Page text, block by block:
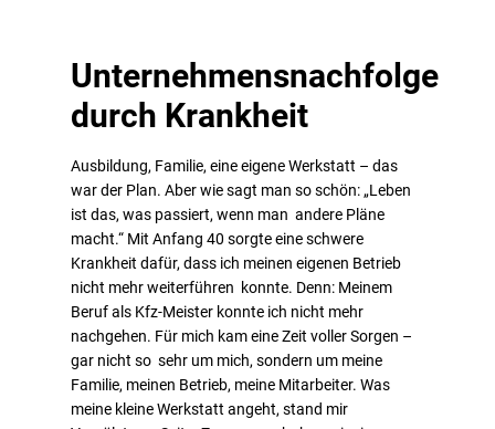
Unternehmensnachfolge
durch Krankheit
Ausbildung, Familie, eine eigene Werkstatt – das
war der Plan. Aber wie sagt man so schön: „Leben
ist das, was passiert, wenn man andere Pläne
macht.“ Mit Anfang 40 sorgte eine schwere
Krankheit dafür, dass ich meinen eigenen Betrieb
nicht mehr weiterführen konnte. Denn: Meinem
Beruf als Kfz-Meister konnte ich nicht mehr
nachgehen. Für mich kam eine Zeit voller Sorgen –
gar nicht so sehr um mich, sondern um meine
Familie, meinen Betrieb, meine Mitarbeiter. Was
meine kleine Werkstatt angeht, stand mir